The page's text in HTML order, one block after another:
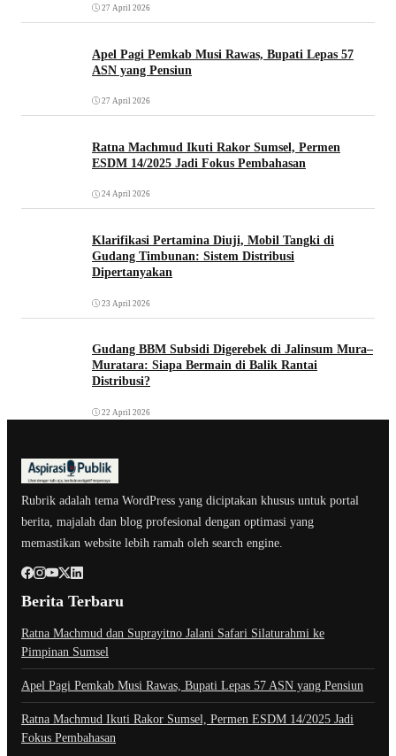
27 April 2026
Apel Pagi Pemkab Musi Rawas, Bupati Lepas 57
ASN yang Pensiun
27 April 2026
Ratna Machmud Ikuti Rakor Sumsel, Permen
ESDM 14/2025 Jadi Fokus Pembahasan
24 April 2026
Klarifikasi Pertamina Diuji, Mobil Tangki di
Gudang Timbunan: Sistem Distribusi
Dipertanyakan
23 April 2026
Gudang BBM Subsidi Digerebek di Jalinsum Mura–
Muratara: Siapa Bermain di Balik Rantai
Distribusi?
22 April 2026
Rubrik adalah tema WordPress yang diciptakan khusus untuk portal
berita, majalah dan blog profesional dengan optimasi yang
memastikan website lebih ramah oleh search engine.
Berita Terbaru
Ratna Machmud dan Suprayitno Jalani Safari Silaturahmi ke
Pimpinan Sumsel
Apel Pagi Pemkab Musi Rawas, Bupati Lepas 57 ASN yang Pensiun
Ratna Machmud Ikuti Rakor Sumsel, Permen ESDM 14/2025 Jadi
Fokus Pembahasan